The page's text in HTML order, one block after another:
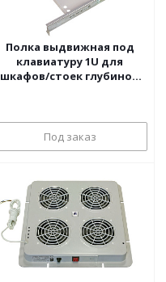
Полка выдвижная под
клавиатуру 1U для
шкафов/стоек глубиной
Под заказ